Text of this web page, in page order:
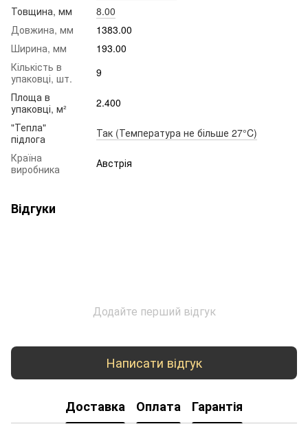
Товщина, мм
8.00
Довжина, мм
1383.00
Ширина, мм
193.00
Кількість в
упаковці, шт.
9
Площа в
упаковці, м²
2.400
"Тепла"
підлога
Так (Температура не більше 27°C)
Країна
виробника
Австрія
Відгуки
Додайте перший відгук
Написати відгук
Доставка Оплата Гарантія